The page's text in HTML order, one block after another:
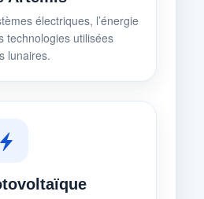
électriques, l’énergie
technologies utilisées
lunaires.